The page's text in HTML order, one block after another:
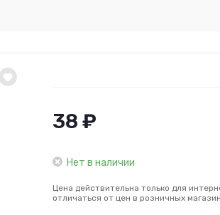
38 ₽
Нет в наличии
Цена действительна только для
отличаться от цен в розничных